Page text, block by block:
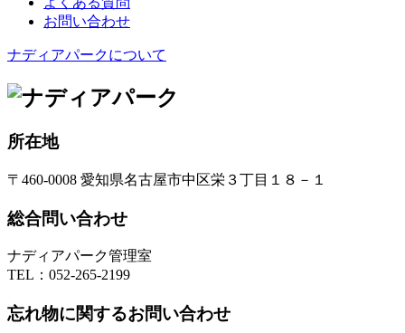
お問い合わせ
ナディアパークについて
所在地
〒460-0008 愛知県名古屋市中区栄３丁目１８－１
総合問い合わせ
ナディアパーク管理室
TEL： 052-265-2199
忘れ物に関するお問い合わせ